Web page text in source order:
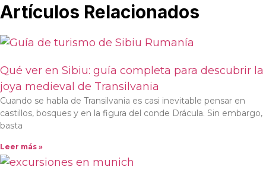
Artículos Relacionados
Qué ver en Sibiu: guía completa para descubrir la
joya medieval de Transilvania
Cuando se habla de Transilvania es casi inevitable pensar en
castillos, bosques y en la figura del conde Drácula. Sin embargo,
basta
Leer más »